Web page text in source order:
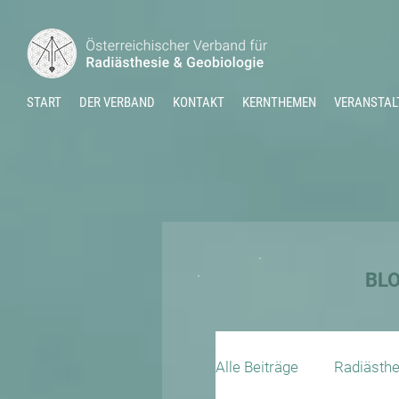
START DER VERBAND KONTAKT KERNTHEMEN
Alle Beiträge